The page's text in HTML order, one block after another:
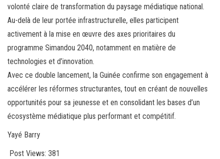
volonté claire de transformation du paysage médiatique national.
Au-delà de leur portée infrastructurelle, elles participent
activement à la mise en œuvre des axes prioritaires du
programme Simandou 2040, notamment en matière de
technologies et d’innovation.
Avec ce double lancement, la Guinée confirme son engagement à
accélérer les réformes structurantes, tout en créant de nouvelles
opportunités pour sa jeunesse et en consolidant les bases d’un
écosystème médiatique plus performant et compétitif.
Yayé Barry
Post Views: 381